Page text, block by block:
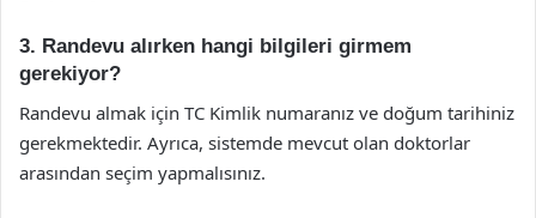
3. Randevu alırken hangi bilgileri girmem
gerekiyor?
Randevu almak için TC Kimlik numaranız ve doğum tarihiniz
gerekmektedir. Ayrıca, sistemde mevcut olan doktorlar
arasından seçim yapmalısınız.